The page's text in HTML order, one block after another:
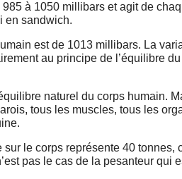
à 1050 millibars et agit de
en sandwich.
est de 1013 millibars. La
au principe de l’équilibre
naturel du corps humain.
tous les muscles, tous les
le corps représente 40
pas le cas de la pesanteur qui